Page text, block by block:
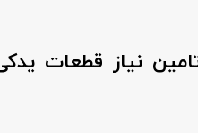
نیاز قطعات